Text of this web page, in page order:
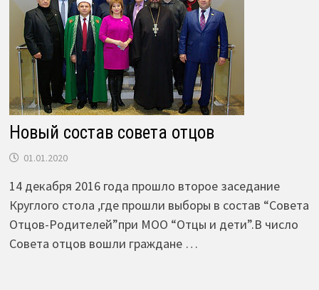
Новый состав совета отцов
01.01.2020
14 декабря 2016 года прошло второе заседание
Круглого стола ,где прошли выборы в состав “Совета
Отцов-Родителей”при МОО “Отцы и дети”.В число
Совета отцов вошли граждане …